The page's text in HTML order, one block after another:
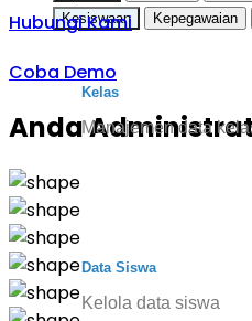
Kesiswaan
Kepegawaian
Kelas
Manajemen data
Data Siswa
Kelola data siswa
Hubungi Kami
Coba Demo
Anda